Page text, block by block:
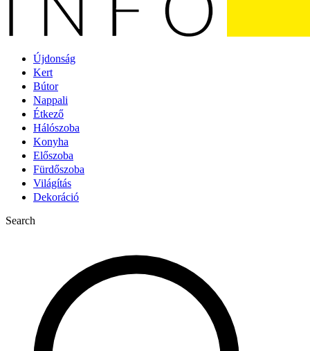
Újdonság
Kert
Bútor
Nappali
Étkező
Hálószoba
Konyha
Előszoba
Fürdőszoba
Világítás
Dekoráció
Search